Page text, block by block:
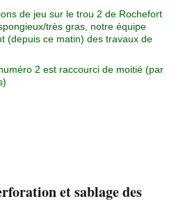
de jeu sur le trou 2 de Rochefort
très gras, notre équipe
(depuis ce matin) des travaux de
2 est raccourci de moitié (par
et sablage des